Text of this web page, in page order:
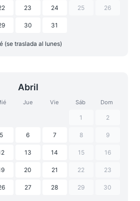
23 24 25 26
30 31
(se traslada al lunes)
Abril
Jue Vie Sáb Dom
1 2
5 6 7 8 9
13 14 15 16
20 21 22 23
27 28 29 30